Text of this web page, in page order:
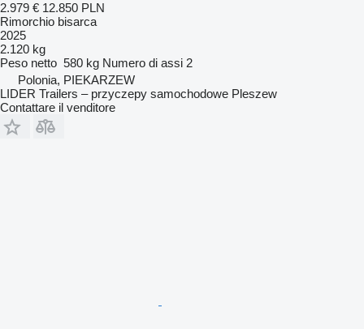
2.979 € 12.850 PLN
Rimorchio bisarca
2025
2.120 kg
Peso netto 580 kg Numero di assi 2
Polonia, PIEKARZEW
LIDER Trailers – przyczepy samochodowe Pleszew
Contattare il venditore